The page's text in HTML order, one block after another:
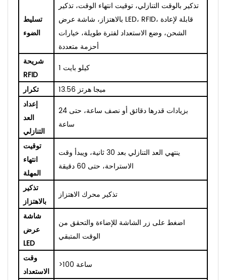
تسليط
الضوء
تذكير بالوقت التنازلي، توقيت انتهاء الوقت، تذكير
بالاهتزاز، شاشة عرض LED، RFID، قابلة لإعادة
الشحن، وضع الاستعداد لفترة طويلة، خيارات
أحزمة متعددة
شريحة
RFID
1 كيلو بايت
تكرار
13.56 ميجا هرتز
إعداد
العد
التنازلي
بزيادات قدرها دقائق أو نصف ساعة، حتى 24
ساعة
توقيت
انتهاء
المهلة
ينتهي العد التنازلي بعد 30 ثانية، ويبدأ وقت
الاستراحة، حتى 60 دقيقة
تذكير
بالاهتزاز
تذكير محرك الاهتزاز
شاشة
عرض
LED
اضغط على زر الشاشة للإضاءة والتحقق من
الوقت المتبقي
وقت
الاستعداد
>100 ساعة